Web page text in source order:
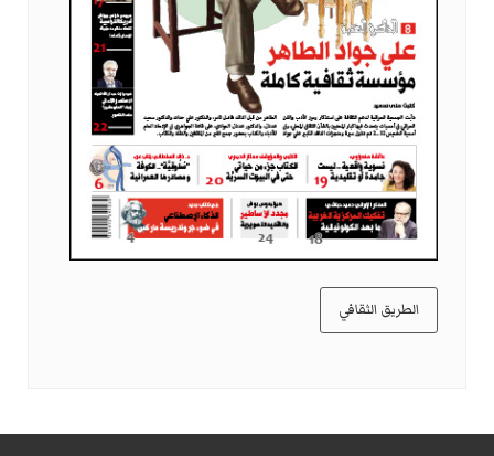
الطريق الثقافي